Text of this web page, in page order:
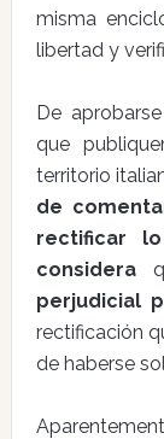
misma
libertad y
De
que
territorio
de
rectificar
considera
perjudicial
rectificación
de haberse